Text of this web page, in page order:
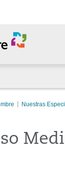
Nuestras